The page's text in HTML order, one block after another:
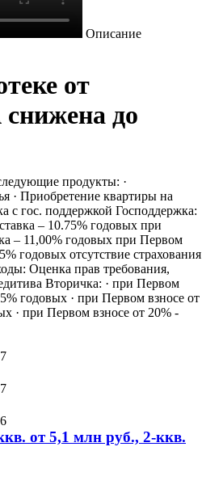
Описание
от
до
продукты: ·
· Приобретение квартиры на
с гос. поддержкой Господдержка:
– 10.75% годовых при
– 11,00% годовых при Первом
годовых отсутствие страхования
Оценка прав требования,
Вторичка: · при Первом
годовых · при Первом взносе от
· при Первом взносе от 20% -
от 5,1 млн руб., 2-ккв.